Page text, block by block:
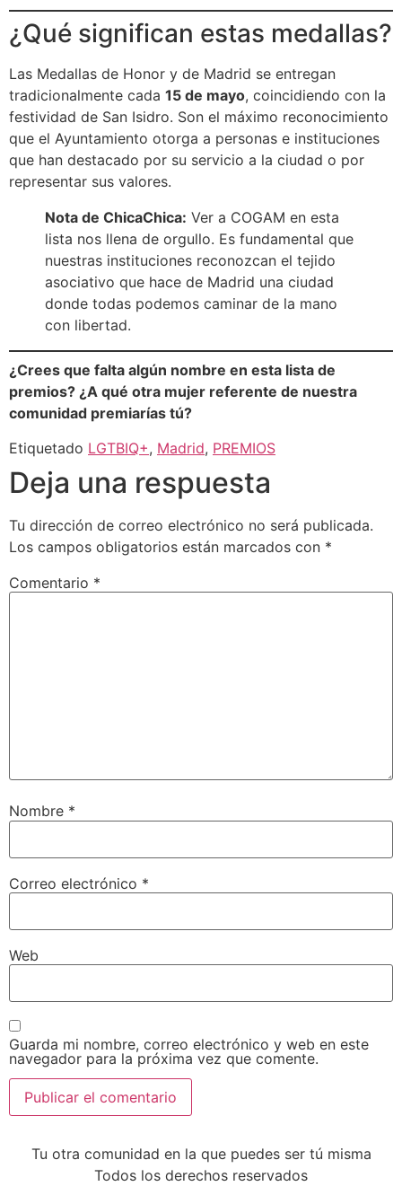
¿Qué significan estas medallas?
Las Medallas de Honor y de Madrid se entregan
tradicionalmente cada 15 de mayo, coincidiendo con la
festividad de San Isidro. Son el máximo reconocimiento
que el Ayuntamiento otorga a personas e instituciones
que han destacado por su servicio a la ciudad o por
representar sus valores.
Nota de ChicaChica: Ver a COGAM en esta
lista nos llena de orgullo. Es fundamental que
nuestras instituciones reconozcan el tejido
asociativo que hace de Madrid una ciudad
donde todas podemos caminar de la mano
con libertad.
¿Crees que falta algún nombre en esta lista de
premios? ¿A qué otra mujer referente de nuestra
comunidad premiarías tú?
Etiquetado LGTBIQ+, Madrid, PREMIOS
Deja una respuesta
Tu dirección de correo electrónico no será publicada.
Los campos obligatorios están marcados con *
Comentario *
Nombre *
Correo electrónico *
Web
Guarda mi nombre, correo electrónico y web en este
navegador para la próxima vez que comente.
Tu otra comunidad en la que puedes ser tú misma
Todos los derechos reservados